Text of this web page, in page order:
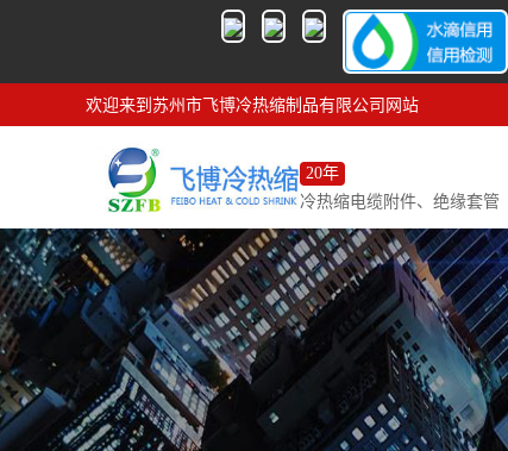
欢迎来到苏州市飞博冷热缩制品有限公司网站
20年
冷热缩电缆附件、绝缘套管